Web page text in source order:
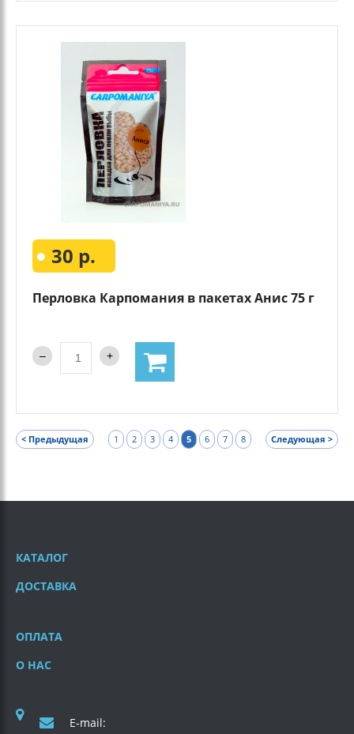
30 р.
Перловка Карпомания в пакетах Анис 75 г
< Предыдущая 1 2 3 4 5 6 7 8 Следующая >
КАТАЛОГ
ДОСТАВКА
ОПЛАТА
О НАС
E-mail: